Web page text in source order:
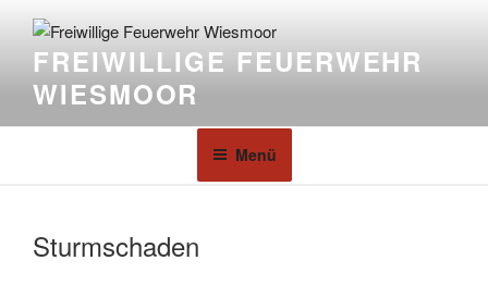
FREIWILLIGE FEUERWEHR
WIESMOOR
Menü
Sturmschaden